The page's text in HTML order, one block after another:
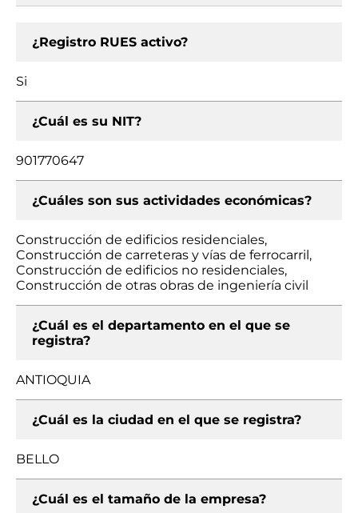
¿Registro RUES activo?
Si
¿Cuál es su NIT?
901770647
¿Cuáles son sus actividades económicas?
Construcción de edificios residenciales,
Construcción de carreteras y vías de ferrocarril,
Construcción de edificios no residenciales,
Construcción de otras obras de ingeniería civil
¿Cuál es el departamento en el que se
registra?
ANTIOQUIA
¿Cuál es la ciudad en el que se registra?
BELLO
¿Cuál es el tamaño de la empresa?